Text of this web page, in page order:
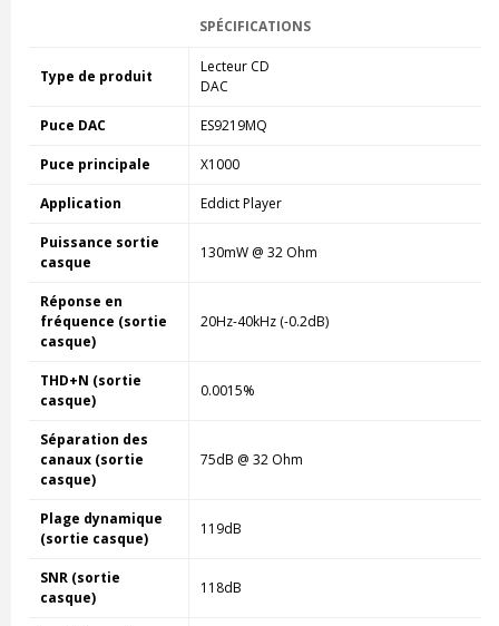
SPÉCIFICATIONS
Type de produit
Lecteur CD
DAC
Puce DAC ES9219MQ
Puce principale X1000
Application Eddict Player
Puissance sortie
casque
130mW @ 32 Ohm
Réponse en
fréquence (sortie
casque)
20Hz-40kHz (-0.2dB)
THD+N (sortie
casque)
0.0015%
Séparation des
canaux (sortie
casque)
75dB @ 32 Ohm
Plage dynamique
(sortie casque)
119dB
SNR (sortie
casque)
118dB